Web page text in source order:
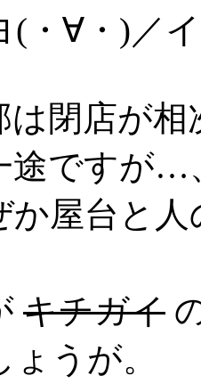
(・∀・)／
は閉店が
途ですが…
か屋台と
キチガイ
うが。